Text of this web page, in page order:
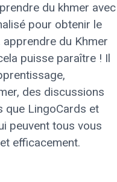
du khmer avec
pour obtenir le
apprendre du Khmer
puisse paraître ! Il
des discussions
que LingoCards et
peuvent tous vous
efficacement.